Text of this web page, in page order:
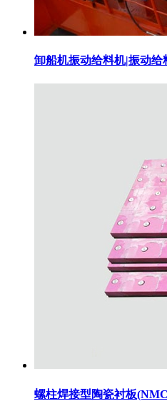
卸船机振动给料机|振动给
螺柱焊接型陶瓷衬板